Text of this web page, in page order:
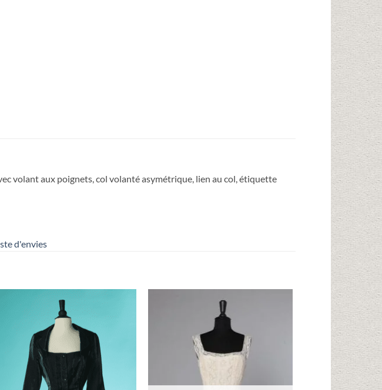
volant aux poignets, col volanté asymétrique, lien au col, étiquette
d'envies